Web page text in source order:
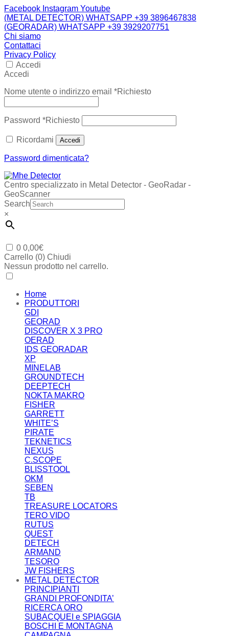
Facebook Instagram Youtube
(METAL DETECTOR) WHATSAPP +39 3896467838
(GEORADAR) WHATSAPP +39 3929207751
Chi siamo
Contattaci
Privacy Policy
Accedi
Accedi
Nome utente o indirizzo email *Richiesto
Password *Richiesto
Ricordami Accedi
Password dimenticata?
Centro specializzato in Metal Detector - GeoRadar -
GeoScanner
Search
×
0 0,00€
Carrello (0) Chiudi
Nessun prodotto nel carrello.
Home
PRODUTTORI
GDI
GEORAD
DISCOVER X 3 PRO
OERAD
IDS GEORADAR
XP
MINELAB
GROUNDTECH
DEEPTECH
NOKTA MAKRO
FISHER
GARRETT
WHITE’S
PIRATE
TEKNETICS
NEXUS
C.SCOPE
BLISSTOOL
OKM
SEBEN
TB
TREASURE LOCATORS
TERO VIDO
RUTUS
QUEST
DETECH
ARMAND
TESORO
JW FISHERS
METAL DETECTOR
PRINCIPIANTI
GRANDI PROFONDITA’
RICERCA ORO
SUBACQUEI e SPIAGGIA
BOSCHI E MONTAGNA